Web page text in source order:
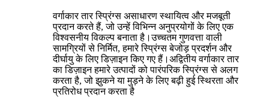
वर्गाकार तार स्प्रिंग्स असाधारण स्थायित्व और मजबूती
प्रदान करते हैं, जो उन्हें विभिन्न अनुप्रयोगों के लिए एक
विश्वसनीय विकल्प बनाता है।उच्चतम गुणवत्ता वाली
सामग्रियों से निर्मित, हमारे स्प्रिंग्स बेजोड़ प्रदर्शन और
दीर्घायु के लिए डिज़ाइन किए गए हैं।अद्वितीय वर्गाकार तार
का डिज़ाइन हमारे उत्पादों को पारंपरिक स्प्रिंग्स से अलग
करता है, जो झुकने या मुड़ने के लिए बढ़ी हुई स्थिरता और
प्रतिरोध प्रदान करता है